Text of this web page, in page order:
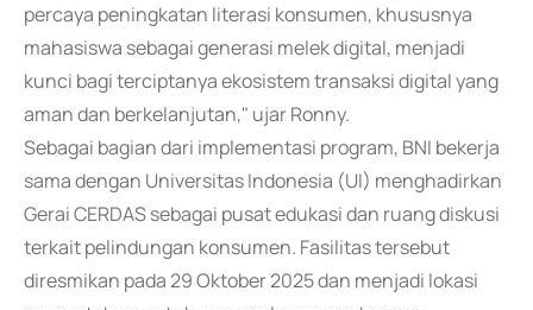
percaya peningkatan literasi konsumen, khususnya
mahasiswa sebagai generasi melek digital, menjadi
kunci bagi terciptanya ekosistem transaksi digital yang
aman dan berkelanjutan," ujar Ronny.
Sebagai bagian dari implementasi program, BNI bekerja
sama dengan Universitas Indonesia (UI) menghadirkan
Gerai CERDAS sebagai pusat edukasi dan ruang diskusi
terkait pelindungan konsumen. Fasilitas tersebut
diresmikan pada 29 Oktober 2025 dan menjadi lokasi